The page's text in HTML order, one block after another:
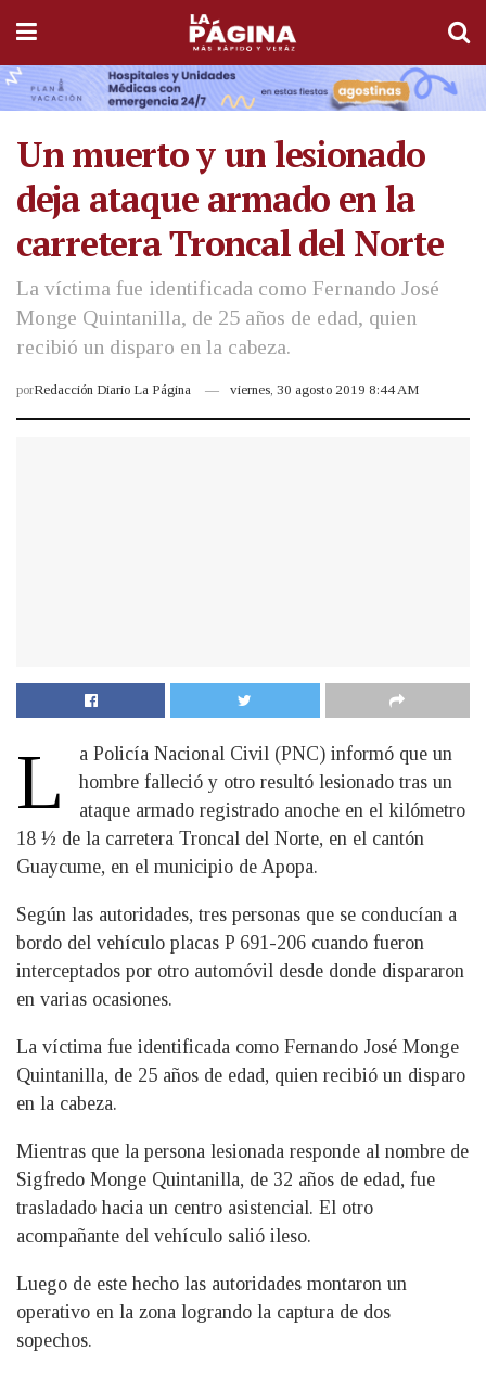
Un muerto y un lesionado
deja ataque armado en la
carretera Troncal del Norte
La víctima fue identificada como Fernando José
Monge Quintanilla, de 25 años de edad, quien
recibió un disparo en la cabeza.
porRedacción Diario La Página viernes, 30 agosto 2019 8:44 AM
L
a Policía Nacional Civil (PNC) informó que un
hombre falleció y otro resultó lesionado tras un
ataque armado registrado anoche en el kilómetro
18 ½ de la carretera Troncal del Norte, en el cantón
Guaycume, en el municipio de Apopa.
Según las autoridades, tres personas que se conducían a
bordo del vehículo placas P 691-206 cuando fueron
interceptados por otro automóvil desde donde dispararon
en varias ocasiones.
La víctima fue identificada como Fernando José Monge
Quintanilla, de 25 años de edad, quien recibió un disparo
en la cabeza.
Mientras que la persona lesionada responde al nombre de
Sigfredo Monge Quintanilla, de 32 años de edad, fue
trasladado hacia un centro asistencial. El otro
acompañante del vehículo salió ileso.
Luego de este hecho las autoridades montaron un
operativo en la zona logrando la captura de dos
sopechos.